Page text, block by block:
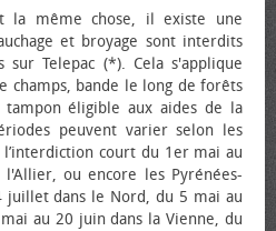
la même chose, il existe une
et broyage sont interdits
sur Telepac (*). Cela s'applique
champs, bande le long de forêts
tampon éligible aux aides de la
peuvent varier selon les
court du 1er mai au
ou encore les Pyrénées-
juillet dans le Nord, du 5 mai au
au 20 juin dans la Vienne, du